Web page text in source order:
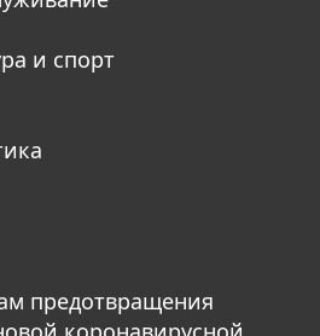
и спорт
предотвращения